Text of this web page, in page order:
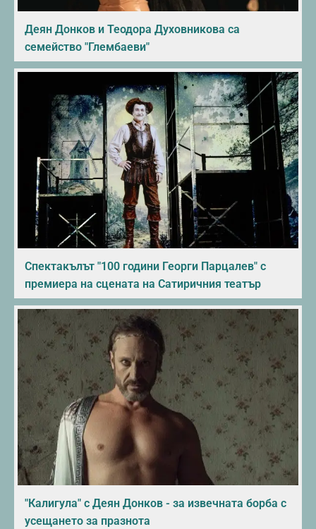
Деян Донков и Теодора Духовникова са
семейство "Глембаеви"
Спектакълът "100 години Георги Парцалев" с
премиера на сцената на Сатиричния театър
"Калигула" с Деян Донков - за извечната борба с
усещането за празнота